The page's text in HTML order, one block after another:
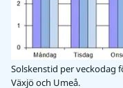
Solskenstid per veckodag
Växjö och Umeå.